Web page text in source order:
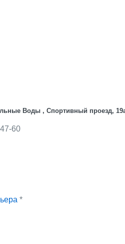
Воды , Спортивный проезд,
60
*